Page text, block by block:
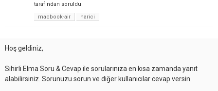
tarafından soruldu
macbook-air
harici
Hoş geldiniz,
Sihirli Elma Soru & Cevap ile sorularınıza en kısa zamanda yanıt
alabilirsiniz. Sorunuzu sorun ve diğer kullanıcılar cevap versin.